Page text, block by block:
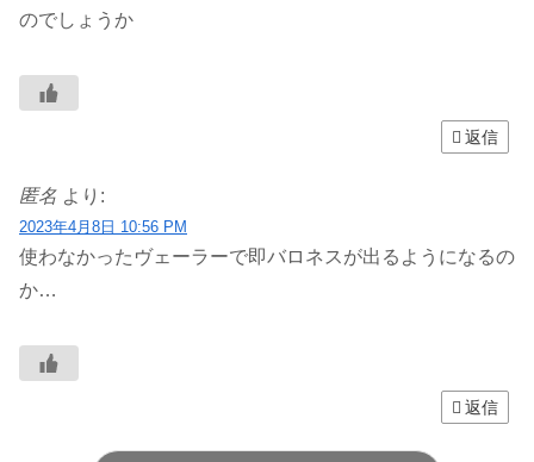
のでしょうか
返信
匿名 より:
2023年4月8日 10:56 PM
使わなかったヴェーラーで即バロネスが出るようになるの
か…
返信